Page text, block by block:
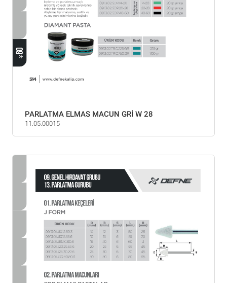
PARLATMA ELMAS MACUN GRİ W 28
11.05.00015